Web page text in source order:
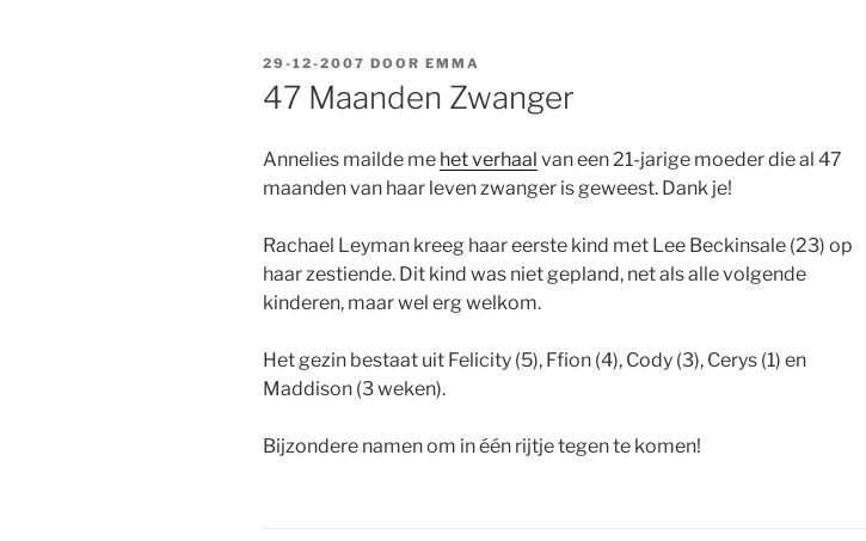
GEPLAATST
OP
29-12-2007 DOOR EMMA
47 Maanden Zwanger
Annelies mailde me het verhaal van een 21-jarige moeder die al 47
maanden van haar leven zwanger is geweest. Dank je!
Rachael Leyman kreeg haar eerste kind met Lee Beckinsale (23) op
haar zestiende. Dit kind was niet gepland, net als alle volgende
kinderen, maar wel erg welkom.
Het gezin bestaat uit Felicity (5), Ffion (4), Cody (3), Cerys (1) en
Maddison (3 weken).
Bijzondere namen om in één rijtje tegen te komen!